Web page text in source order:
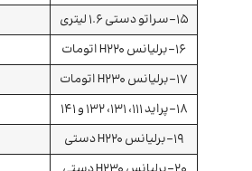
15-سراتو دستی ۱.۶ لیتری
16-برلیانس H220 اتومات
17-برلیانس H230 اتومات
18-پراید ۱۱۱، ۱۳۱، ۱۳۲ و ۱۴۱
19-برلیانس H220 دستی